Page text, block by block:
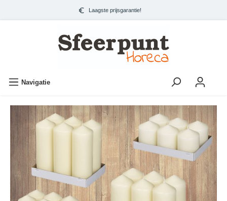
Laagste prijsgarantie!
Navigatie